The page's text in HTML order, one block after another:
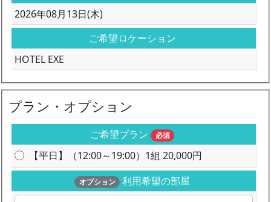
2026年08月13日(木)
ご希望ロケーション
HOTEL EXE
プラン・オプション
ご希望プラン 必須
【平日】（12:00～19:00）1組 20,000円
オプション 利用希望の部屋